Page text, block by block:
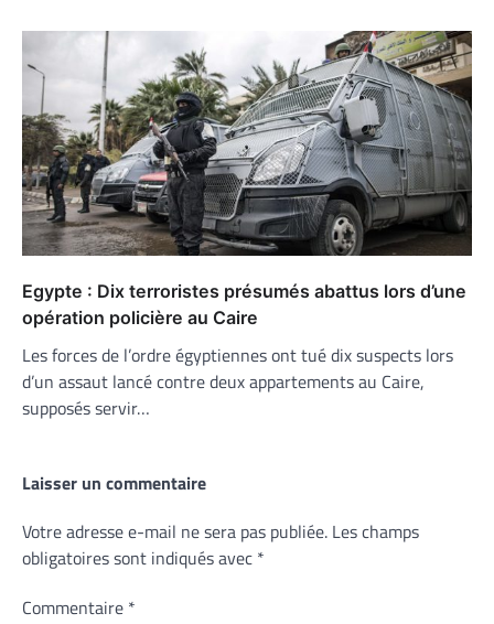
Egypte : Dix terroristes présumés abattus lors d’une
opération policière au Caire
Les forces de l’ordre égyptiennes ont tué dix suspects lors
d’un assaut lancé contre deux appartements au Caire,
supposés servir…
Laisser un commentaire
Votre adresse e-mail ne sera pas publiée. Les champs
obligatoires sont indiqués avec *
Commentaire *